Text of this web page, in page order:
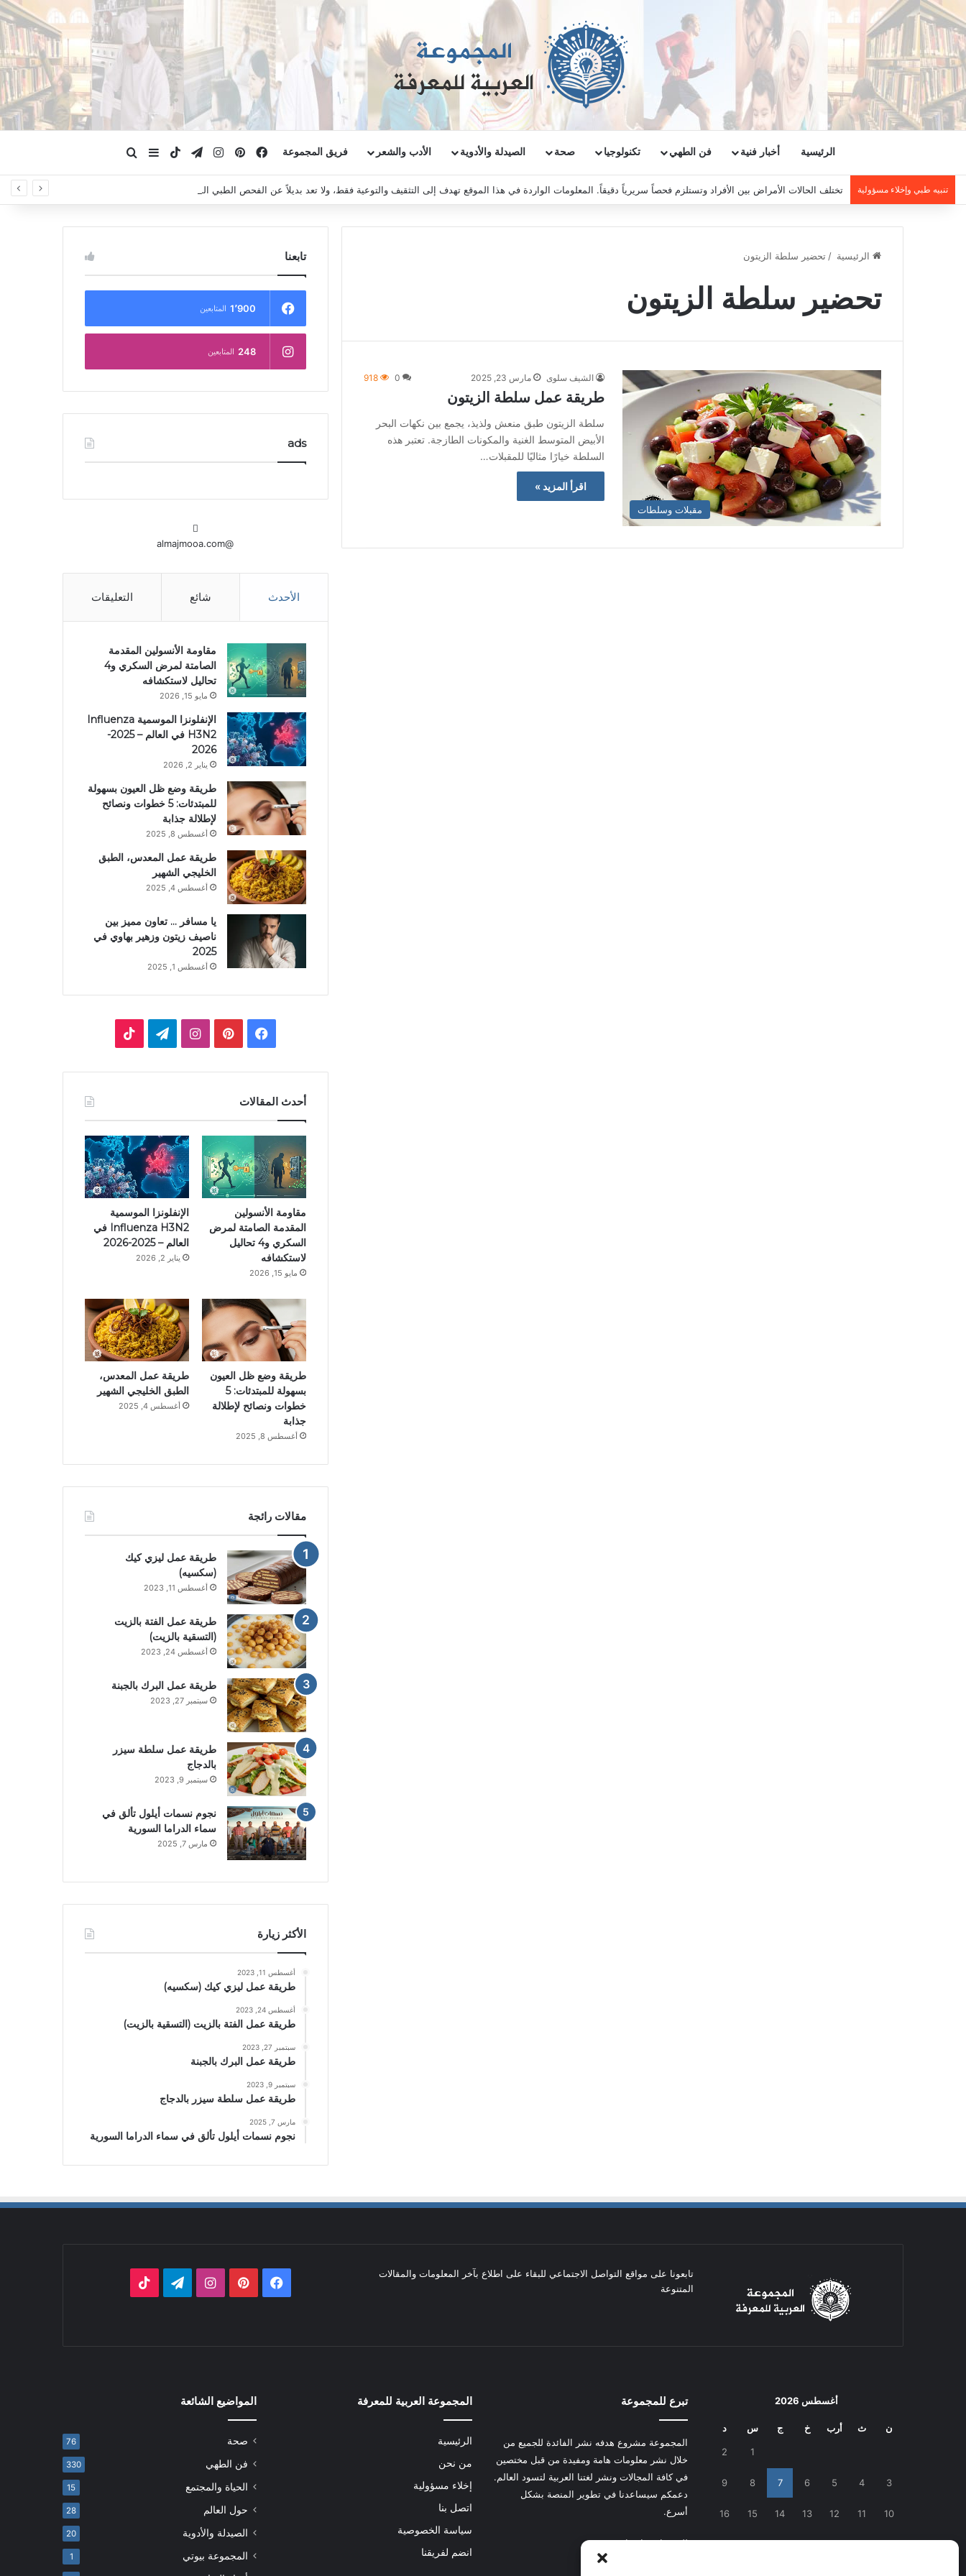
الرئيسية أخبار فنية فن الطهي تكنولوجيا صحة الصيدلة والأدوية الأدب والشعر فريق المجموعة فيسبوكبينتيريستانستقرامتيلقرام‫TikTokإضافة عمود جانبي
تنبيه طبي وإخلاء مسؤولية تختلف الحالات الأمراض بين الأفراد وتستلزم فحصاً سريرياً دقيقاً. المعلومات الواردة في هذا الموقع تهدف إلى التثقيف والتوعية فقط، ولا تعد بديلاً عن الفحص الطبي السريري، دائمًا استشر الطبيب.
الرئيسية / تحضير سلطة الزيتون
تحضير سلطة الزيتون
مقبلات وسلطات
الشيف سلوى مارس 23, 2025 0
918
طريقة عمل سلطة الزيتون
سلطة الزيتون طبق منعش ولذيذ، يجمع بين نكهات البحر
الأبيض المتوسط الغنية والمكونات الطازجة. تعتبر هذه
السلطة خيارًا مثاليًا للمقبلات…
اقرأ المزيد »
تابعنا
1٬900 المتابعين
248 المتابعين
ads
@almajmooa.com
الأحدث شائع التعليقات
مقاومة الأنسولين المقدمة
الصامتة لمرض السكري و4
تحاليل لاستكشافه
مايو 15, 2026
الإنفلونزا الموسمية Influenza
H3N2 في العالم – 2025-
2026
يناير 2, 2026
طريقة وضع ظل العيون بسهولة
للمبتدئات: 5 خطوات ونصائح
لإطلالة جذابة
أغسطس 8, 2025
طريقة عمل المعدس، الطبق
الخليجي الشهير
أغسطس 4, 2025
يا مسافر … تعاون مميز بين
ناصيف زيتون وزهير بهاوي في
2025
أغسطس 1, 2025
ب
ك
ب
ت
ي
ر
س
ا
ت
ق
ر
ا
م
ق
ر
ا
م
k
T
o
أحدث المقالات
مقاومة الأنسولين
المقدمة الصامتة لمرض
السكري و4 تحاليل
لاستكشافه
مايو 15, 2026
الإنفلونزا الموسمية
Influenza H3N2 في
العالم – 2025-2026
يناير 2, 2026
طريقة وضع ظل العيون
بسهولة للمبتدئات: 5
خطوات ونصائح لإطلالة
جذابة
أغسطس 8, 2025
طريقة عمل المعدس،
الطبق الخليجي الشهير
أغسطس 4, 2025
مقالات رائجة
طريقة عمل ليزي كيك
(سكسيه)
أغسطس 11, 2023
طريقة عمل الفتة بالزيت
(التسقية بالزيت)
أغسطس 24, 2023
طريقة عمل البرك بالجبنة
سبتمبر 27, 2023
طريقة عمل سلطة سيزر
بالدجاج
سبتمبر 9, 2023
نجوم نسمات أيلول تألق في
سماء الدراما السورية
مارس 7, 2025
الأكثر زيارة
أغسطس 11, 2023
طريقة عمل ليزي كيك (سكسيه)
أغسطس 24, 2023
طريقة عمل الفتة بالزيت (التسقية بالزيت)
سبتمبر 27, 2023
طريقة عمل البرك بالجبنة
سبتمبر 9, 2023
طريقة عمل سلطة سيزر بالدجاج
مارس 7, 2025
نجوم نسمات أيلول تألق في سماء الدراما السورية
تابعونا على مواقع التواصل الاجتماعي للبقاء على اطلاع بآخر المعلومات والمقالات
المتنوعة
فيسبوكبينتيريستانستقرامتيلقرام
أغسطس 2026
ن ث أرب خ ج س د
1
2
3
4
5
6
7
8
9
10
11
12
13
14
15
16
تبرع للمجموعة
المجموعة مشروع هدفه نشر الفائدة للجميع من
خلال نشر معلومات هامة ومفيدة من قبل مختصين
في كافة المجالات ونشر لغتنا العربية لتسود العالم.
دعمكم سيساعدنا في تطوير المنصة بشكل
أسرع.
للتبرعاضغط هنا
المجموعة العربية للمعرفة
الرئيسية
من نحن
إخلاء مسؤولية
اتصل بنا
سياسة الخصوصية
انضم لفريقنا
المواضيع الشائعة
صحة 76
فن الطهي 330
الحياة والمجتمع 15
حول العالم 28
الصيدلة والأدوية 20
المجموعة بيوتي 1